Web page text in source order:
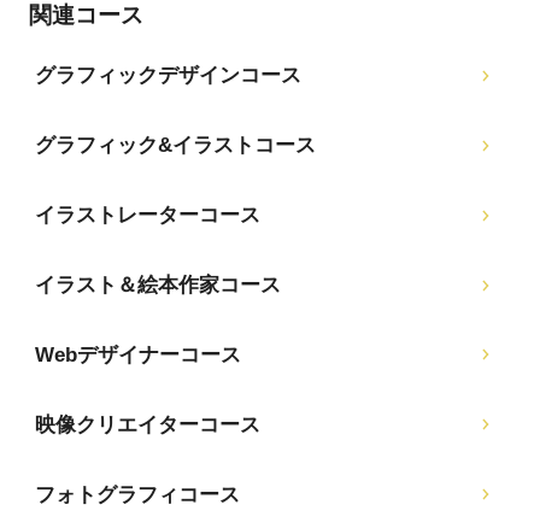
関連コース
グラフィックデザインコース
グラフィック&イラストコース
イラストレーターコース
イラスト＆絵本作家コース
Webデザイナーコース
映像クリエイターコース
フォトグラフィコース